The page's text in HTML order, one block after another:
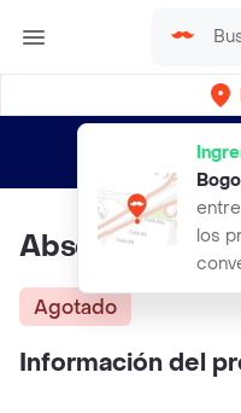
los
envíos
Absolut Vodka
Agotado
Información del